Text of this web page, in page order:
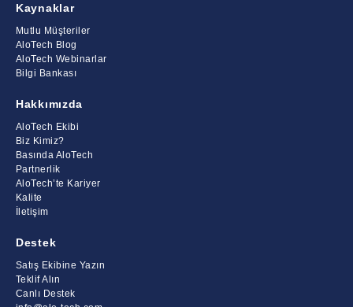
Kaynaklar
Mutlu Müşteriler
AloTech Blog
AloTech Webinarlar
Bilgi Bankası
Hakkımızda
AloTech Ekibi
Biz Kimiz?
Basında AloTech
Partnerlik
AloTech’te Kariyer
Kalite
İletişim
Destek
Satış Ekibine Yazın
Teklif Alın
Canlı Destek